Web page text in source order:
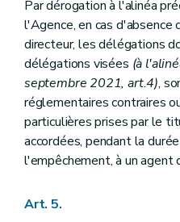
Art. 142
Chapitre VII Dispositions
Section 1 re
Art. 143
Section 2
Dispositions
Art. 144
Art. 145
Chapitre VIII Dispositions relatives au
Section 1 re
Art. 146
Art. 147
Par dérogation à l'alinéa
l'Agence, en cas d'absence
directeur, les délégations
délégations visées (à
septembre 2021, art.4),
réglementaires contraires
particulières prises par le
accordées, pendant la
l'empêchement, à un agent
Art. 5.